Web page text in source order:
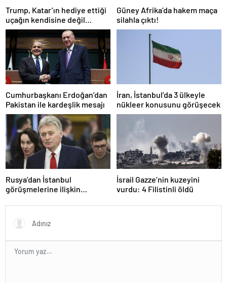
Trump, Katar’ın hediye ettiği
uçağın kendisine değil
Pentagon’a verileceğini
açıkladı
Güney Afrika’da hakem maça
silahla çıktı!
Cumhurbaşkanı Erdoğan’dan
Pakistan ile kardeşlik mesajı
İran, İstanbul’da 3 ülkeyle
nükleer konusunu görüşecek
Rusya’dan İstanbul
görüşmelerine ilişkin
İsrail Gazze’nin kuzeyini
vurdu: 4 Filistinli öldü